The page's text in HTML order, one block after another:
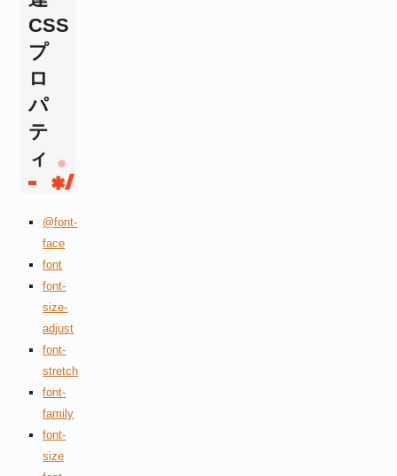
CSS
プ
ロ
パ
テ
ィ
@font-
face
font
font-
size-
adjust
font-
stretch
font-
family
font-
size